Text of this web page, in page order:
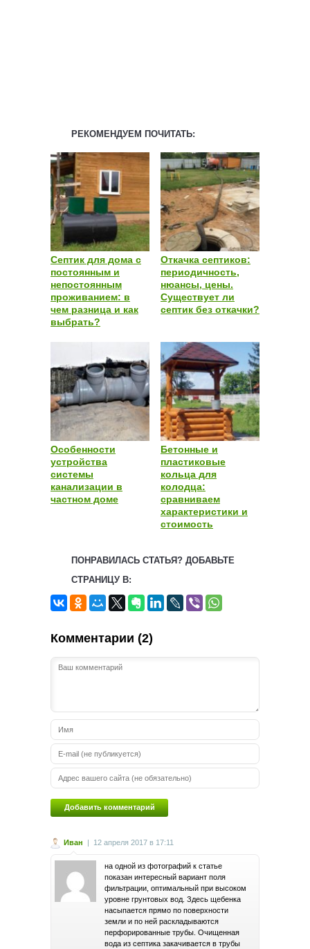
РЕКОМЕНДУЕМ ПОЧИТАТЬ:
Септик для дома с
постоянным и
непостоянным
проживанием: в
чем разница и как
выбрать?
Откачка септиков:
периодичность,
нюансы, цены.
Существует ли
септик без откачки?
Особенности
устройства
системы
канализации в
частном доме
Бетонные и
пластиковые
кольца для
колодца:
сравниваем
характеристики и
стоимость
ПОНРАВИЛАСЬ СТАТЬЯ? ДОБАВЬТЕ
СТРАНИЦУ В:
Комментарии (2)
Иван | 12 апреля 2017 в 17:11
на одной из фотографий к статье
показан интересный вариант поля
фильтрации, оптимальный при высоком
уровне грунтовых вод. Здесь щебенка
насыпается прямо по поверхности
земли и по ней раскладываются
перфорированные трубы. Очищенная
вода из септика закачивается в трубы